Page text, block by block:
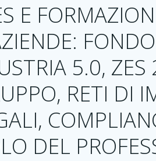
E
5.0,
RETI DI
DEL